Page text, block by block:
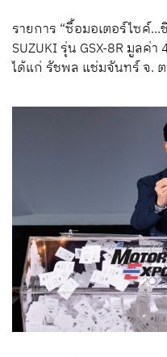
รายการ “ซื้อมอเตอร์ไซค์
SUZUKI รุ่น GSX-8R มูลค่
ได้แก่ รัชพล แช่มจันทร์ จ.